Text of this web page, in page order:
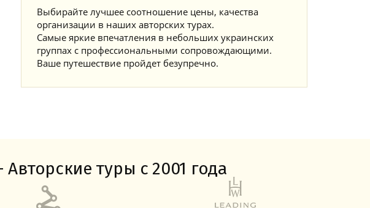
Выбирайте лучшее соотношение цены, качества
организации в наших авторских турах.
Самые яркие впечатления в небольших украинских
группах с профессиональными сопровождающими.
Ваше путешествие пройдет безупречно.
туры с 2001 года